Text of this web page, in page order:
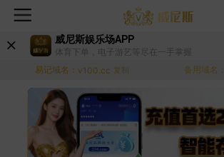
威尼斯娱乐场APP
体育下单，电子游艺等尽在一手掌握
易记域名： v100.cc 复制 备用域名：